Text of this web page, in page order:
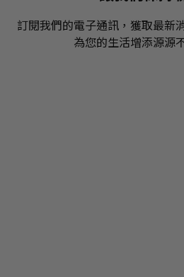
訂閱我們的電子通訊，獲取最新
為您的生活增添源源